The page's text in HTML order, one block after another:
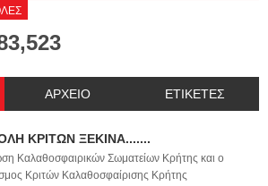
ΑΡΧΕΙΟ ΕΤΙΚΕΤΕΣ
ΚΡΙΤΩΝ ΞΕΚΙΝΑ.......
Καλαθοσφαιρικών Σωματείων Κρήτης και ο
Κριτών Καλαθοσφαίρισης Κρήτης